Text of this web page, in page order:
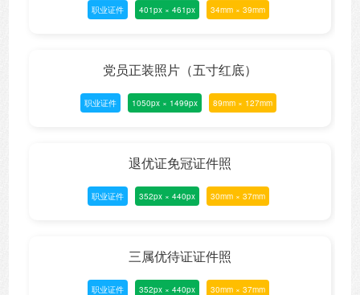
冠证件照
职业证件 401px × 461px 34mm × 39mm
党员正装照片（五寸红底）
职业证件 1050px × 1499px 89mm × 127mm
退优证免冠证件照
职业证件 352px × 440px 30mm × 37mm
三属优待证证件照
职业证件 352px × 440px 30mm × 37mm